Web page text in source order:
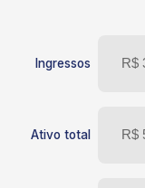
Ingressos R$
Ativo total R$